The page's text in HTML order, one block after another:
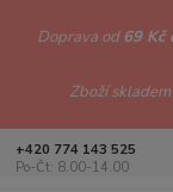
Doprava od69 Kč
Zboží
+420 774 143 525
Po-Čt: 8.00-14.00